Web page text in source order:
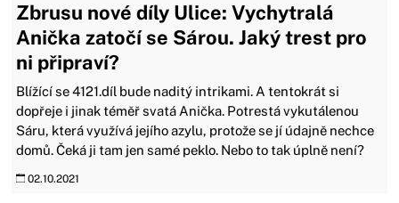
Zbrusu nové díly Ulice: Vychytralá
Anička zatočí se Sárou. Jaký trest pro
ni připraví?
Blížící se 4121.díl bude naditý intrikami. A tentokrát si
dopřeje i jinak téměř svatá Anička. Potrestá vykutálenou
Sáru, která využívá jejího azylu, protože se jí údajně nechce
domů. Čeká ji tam jen samé peklo. Nebo to tak úplně není?
02.10.2021